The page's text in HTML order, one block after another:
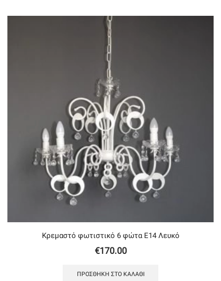
Κρεμαστό φωτιστικό 6 φώτα Ε14 Λευκό
€170.00
ΠΡΟΣΘΉΚΗ ΣΤΟ ΚΑΛΆΘΙ